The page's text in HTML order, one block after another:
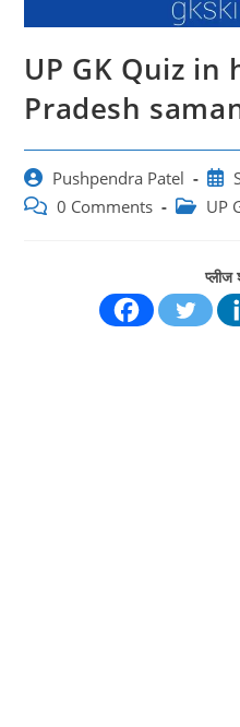
UP GK Quiz
Pradesh
Post
author:
Pushpendra Patel
Post
Post 0 Comments
Post UP